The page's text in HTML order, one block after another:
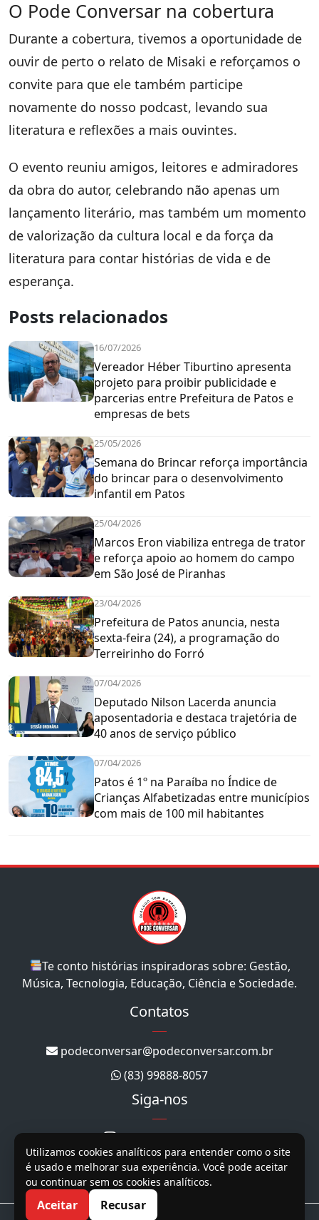
O Pode Conversar na cobertura
Durante a cobertura, tivemos a oportunidade de
ouvir de perto o relato de Misaki e reforçamos o
convite para que ele também participe
novamente do nosso podcast, levando sua
literatura e reflexões a mais ouvintes.
O evento reuniu amigos, leitores e admiradores
da obra do autor, celebrando não apenas um
lançamento literário, mas também um momento
de valorização da cultura local e da força da
literatura para contar histórias de vida e de
esperança.
Posts relacionados
16/07/2026
Vereador Héber Tiburtino apresenta
projeto para proibir publicidade e
parcerias entre Prefeitura de Patos e
empresas de bets
25/05/2026
Semana do Brincar reforça importância
do brincar para o desenvolvimento
infantil em Patos
25/04/2026
Marcos Eron viabiliza entrega de trator
e reforça apoio ao homem do campo
em São José de Piranhas
23/04/2026
Prefeitura de Patos anuncia, nesta
sexta-feira (24), a programação do
Terreirinho do Forró
07/04/2026
Deputado Nilson Lacerda anuncia
aposentadoria e destaca trajetória de
40 anos de serviço público
07/04/2026
Patos é 1º na Paraíba no Índice de
Crianças Alfabetizadas entre municípios
com mais de 100 mil habitantes
Te conto histórias inspiradoras sobre: Gestão,
Música, Tecnologia, Educação, Ciência e Sociedade.
Contatos
podeconversar@podeconversar.com.br
(83) 99888-8057
Siga-nos
@podeconversar_
@podeconversar
@podeconversar
Utilizamos cookies analíticos para entender como o site
é usado e melhorar sua experiência. Você pode aceitar
ou continuar sem os cookies analíticos.
Aceitar Recusar